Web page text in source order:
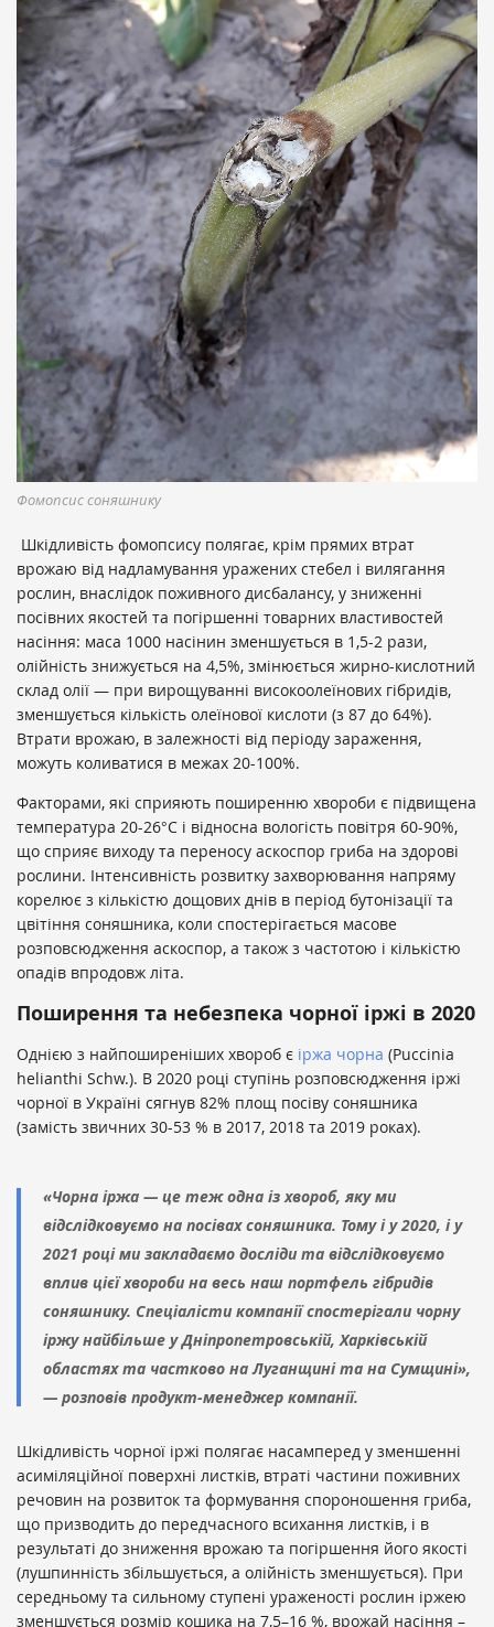
Фомопсис соняшнику
Шкідливість фомопсису полягає, крім прямих втрат
врожаю від надламування уражених стебел і вилягання
рослин, внаслідок поживного дисбалансу, у зниженні
посівних якостей та погіршенні товарних властивостей
насіння: маса 1000 насінин зменшується в 1,5-2 рази,
олійність знижується на 4,5%, змінюється жирно-кислотний
склад олії — при вирощуванні високоолеїнових гібридів,
зменшується кількість олеїнової кислоти (з 87 до 64%).
Втрати врожаю, в залежності від періоду зараження,
можуть коливатися в межах 20-100%.
Факторами, які сприяють поширенню хвороби є підвищена
температура 20-26°С і відносна вологість повітря 60-90%,
що сприяє виходу та переносу аскоспор гриба на здорові
рослини. Інтенсивність розвитку захворювання напряму
корелює з кількістю дощових днів в період бутонізації та
цвітіння соняшника, коли спостерігається масове
розповсюдження аскоспор, а також з частотою і кількістю
опадів впродовж літа.
Поширення та небезпека чорної іржі в 2020
Однією з найпоширеніших хвороб є іржа чорна (Рuссіnіа
helianthi Schw.). В 2020 році ступінь розповсюдження іржі
чорної в Україні сягнув 82% площ посіву соняшника
(замість звичних 30-53 % в 2017, 2018 та 2019 роках).
«Чорна іржа — це теж одна із хвороб, яку ми
відслідковуємо на посівах соняшника. Тому і у 2020, і у
2021 році ми закладаємо досліди та відслідковуємо
вплив цієї хвороби на весь наш портфель гібридів
соняшнику. Спеціалісти компанії спостерігали чорну
іржу найбільше у Дніпропетровській, Харківській
областях та частково на Луганщині та на Сумщині»,
— розповів продукт-менеджер компанії.
Шкідливість чорної іржі полягає насамперед у зменшенні
асиміляційної поверхні листків, втраті частини поживних
речовин на розвиток та формування спороношення гриба,
що призводить до передчасного всихання листків, і в
результаті до зниження врожаю та погіршення його якості
(лушпинність збільшується, а олійність зменшується). При
середньому та сильному ступені ураженості рослин іржею
зменшується розмір кошика на 7,5–16 %, врожай насіння –